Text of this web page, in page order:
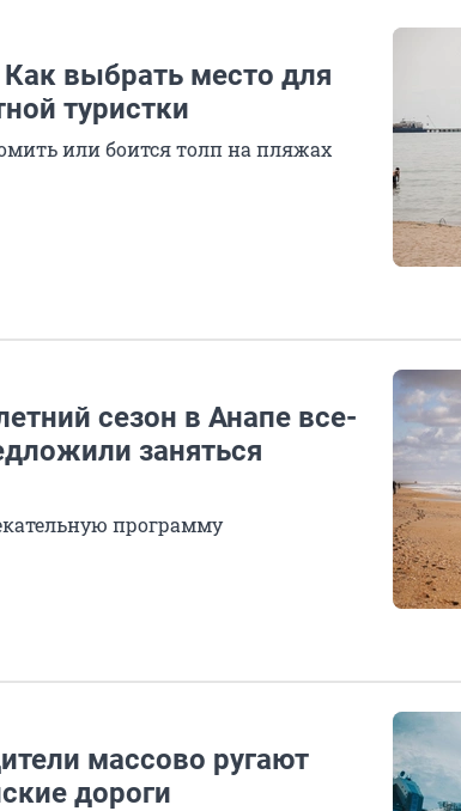
выбрать место для
туристки
или боится толп на пляжах
сезон в Анапе все-
заняться
программу
массово ругают
дороги